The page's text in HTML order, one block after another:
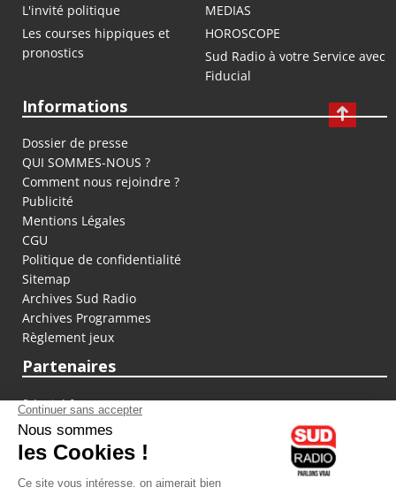
L'invité politique
MEDIAS
Les courses hippiques et
pronostics
HOROSCOPE
Sud Radio à votre Service avec
Fiducial
Informations
Dossier de presse
QUI SOMMES-NOUS ?
Comment nous rejoindre ?
Publicité
Mentions Légales
CGU
Politique de confidentialité
Sitemap
Archives Sud Radio
Archives Programmes
Règlement jeux
Partenaires
fiducial.fr
lyoncapitale.fr
olympique-et-lyonnais.com
L'application Iphone / Android